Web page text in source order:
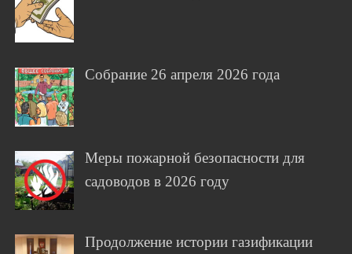
Собрание 26 апреля 2026 года
Меры пожарной безопасности для
садоводов в 2026 году
Продолжение истории газификации